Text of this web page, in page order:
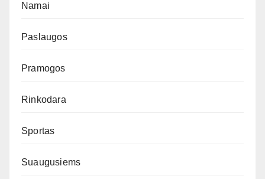
Namai
Paslaugos
Pramogos
Rinkodara
Sportas
Suaugusiems